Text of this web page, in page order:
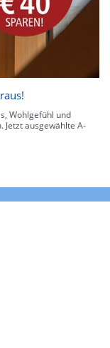
Wohlgefühl und
Jetzt ausgewählte A-